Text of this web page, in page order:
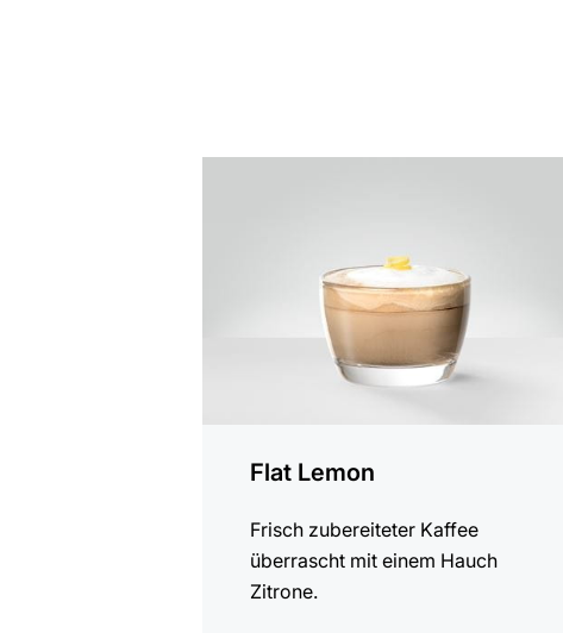
Flat Lemon
Frisch zubereiteter Kaffee
überrascht mit einem Hauch
Zitrone.